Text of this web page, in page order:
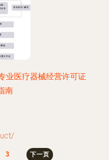
业医疗器械经营许可证
南
3 下一页